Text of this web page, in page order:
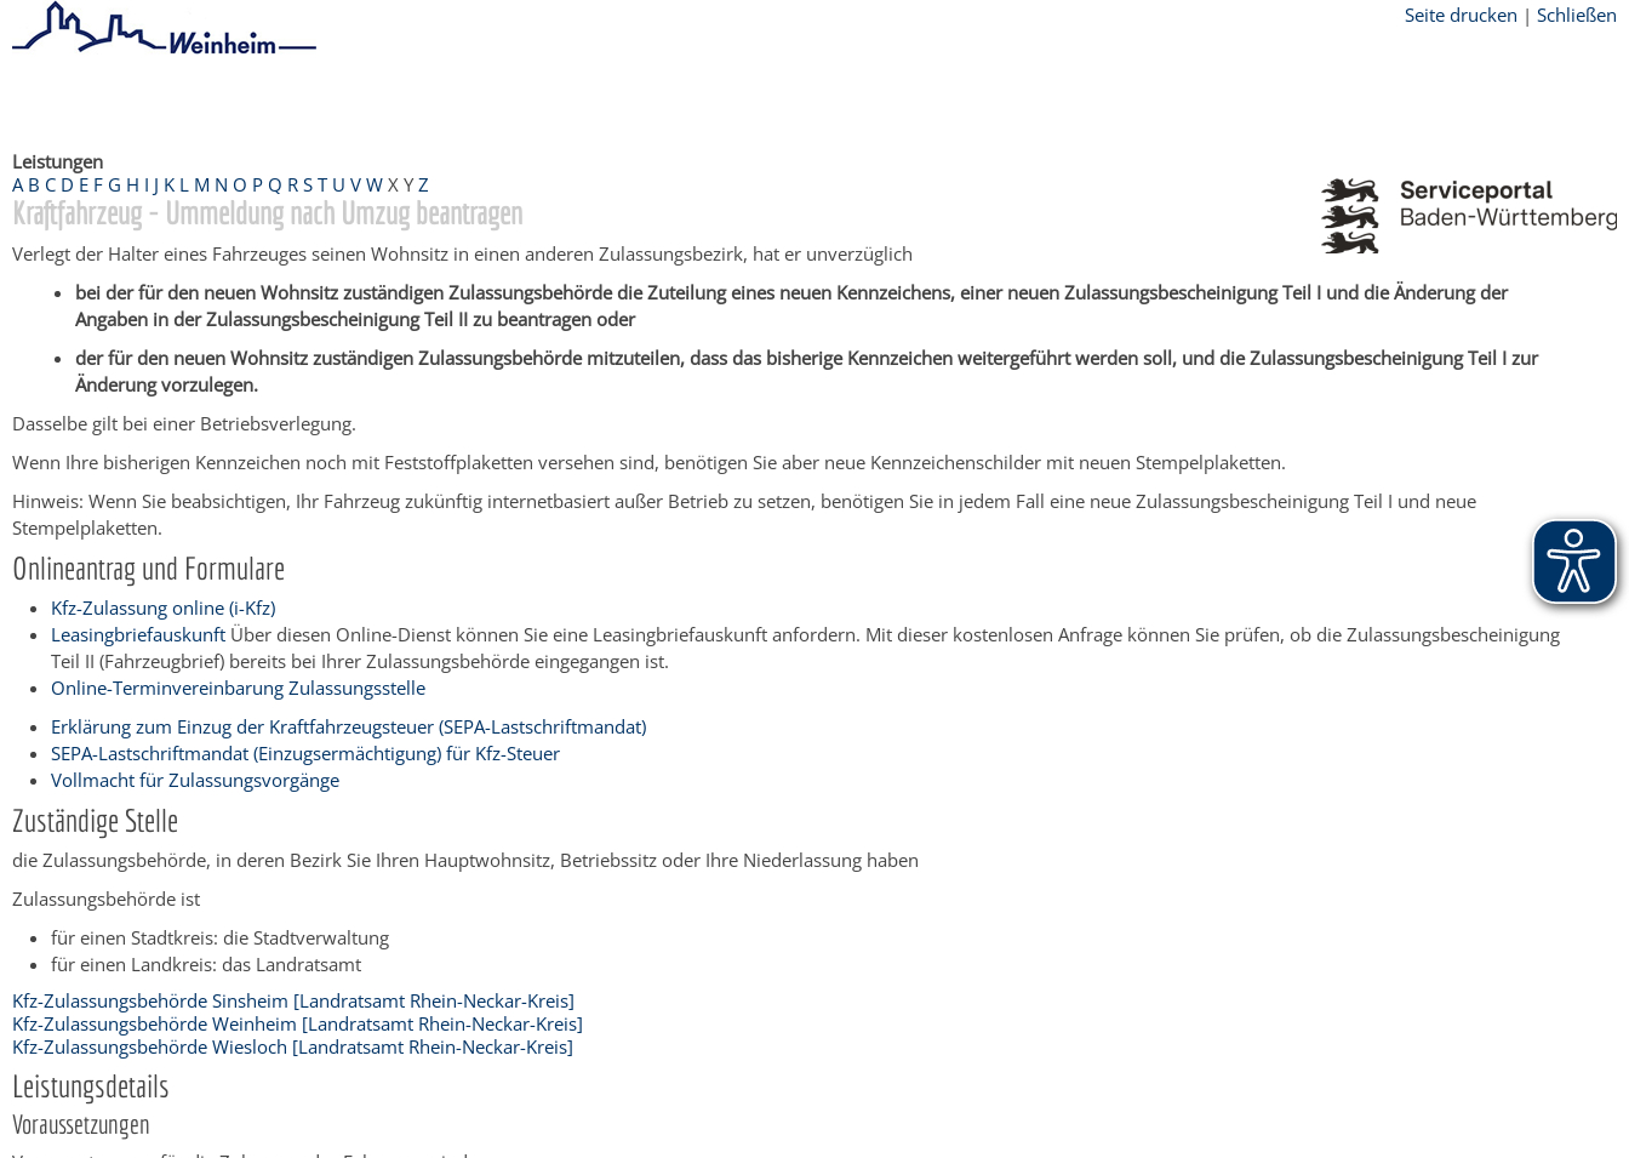
Seite drucken | Schließen
Leistungen
A B C D E F G H I J K L M N O P Q R S T U V W X Y Z
Kraftfahrzeug - Ummeldung nach Umzug beantragen
Verlegt der Halter eines Fahrzeuges seinen Wohnsitz in einen anderen Zulassungsbezirk, hat er unverzüglich
bei der für den neuen Wohnsitz zuständigen Zulassungsbehörde die Zuteilung eines neuen Kennzeichens, einer neuen Zulassungsbescheinigung Teil I und die Änderung der
Angaben in der Zulassungsbescheinigung Teil II zu beantragen oder
der für den neuen Wohnsitz zuständigen Zulassungsbehörde mitzuteilen, dass das bisherige Kennzeichen weitergeführt werden soll, und die Zulassungsbescheinigung Teil I zur
Änderung vorzulegen.
Dasselbe gilt bei einer Betriebsverlegung.
Wenn Ihre bisherigen Kennzeichen noch mit Feststoffplaketten versehen sind, benötigen Sie aber neue Kennzeichenschilder mit neuen Stempelplaketten.
Hinweis: Wenn Sie beabsichtigen, Ihr Fahrzeug zukünftig internetbasiert außer Betrieb zu setzen, benötigen Sie in jedem Fall eine neue Zulassungsbescheinigung Teil I und neue
Stempelplaketten.
Onlineantrag und Formulare
Kfz-Zulassung online (i-Kfz)
Leasingbriefauskunft Über diesen Online-Dienst können Sie eine Leasingbriefauskunft anfordern. Mit dieser kostenlosen Anfrage können Sie prüfen, ob die Zulassungsbescheinigung
Teil II (Fahrzeugbrief) bereits bei Ihrer Zulassungsbehörde eingegangen ist.
Online-Terminvereinbarung Zulassungsstelle
Erklärung zum Einzug der Kraftfahrzeugsteuer (SEPA-Lastschriftmandat)
SEPA-Lastschriftmandat (Einzugsermächtigung) für Kfz-Steuer
Vollmacht für Zulassungsvorgänge
Zuständige Stelle
die Zulassungsbehörde, in deren Bezirk Sie Ihren Hauptwohnsitz, Betriebssitz oder Ihre Niederlassung haben
Zulassungsbehörde ist
für einen Stadtkreis: die Stadtverwaltung
für einen Landkreis: das Landratsamt
Kfz-Zulassungsbehörde Sinsheim [Landratsamt Rhein-Neckar-Kreis]
Kfz-Zulassungsbehörde Weinheim [Landratsamt Rhein-Neckar-Kreis]
Kfz-Zulassungsbehörde Wiesloch [Landratsamt Rhein-Neckar-Kreis]
Leistungsdetails
Voraussetzungen